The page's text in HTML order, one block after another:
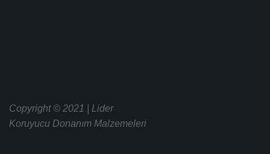
Copyright © 2021 | Lider
Koruyucu Donanım Malzemeleri